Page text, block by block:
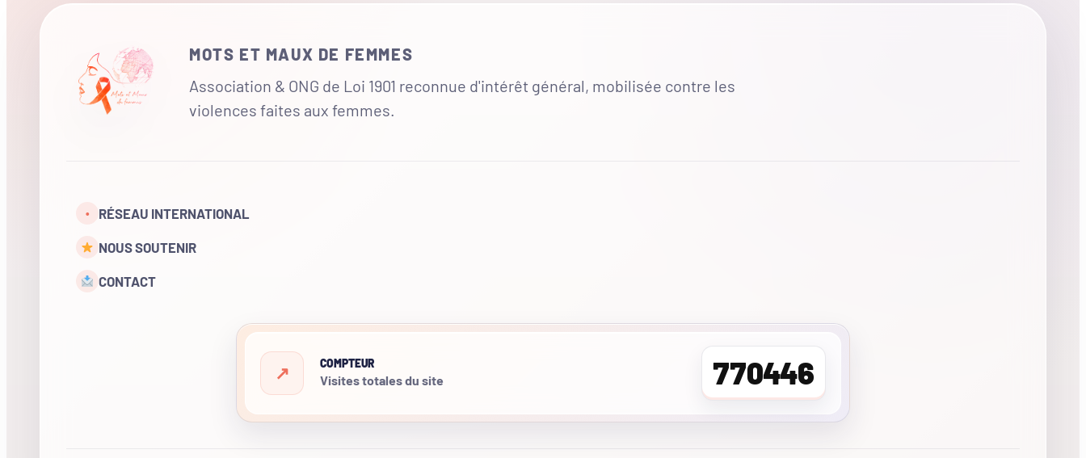
MOTS ET MAUX DE FEMMES
Association & ONG de Loi 1901 reconnue d'intérêt général, mobilisée contre les
violences faites aux femmes.
• RÉSEAU INTERNATIONAL
NOUS SOUTENIR
CONTACT
COMPTEUR
Visites totales du site 770446